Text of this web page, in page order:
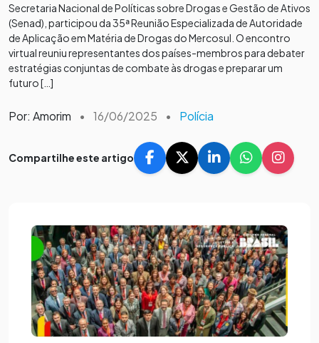
Secretaria Nacional de Políticas sobre Drogas e Gestão de Ativos
(Senad), participou da 35ª Reunião Especializada de Autoridade
de Aplicação em Matéria de Drogas do Mercosul. O encontro
virtual reuniu representantes dos países-membros para debater
estratégias conjuntas de combate às drogas e preparar um
futuro […]
Por: Amorim • 16/06/2025 • Polícia
Compartilhe este artigo